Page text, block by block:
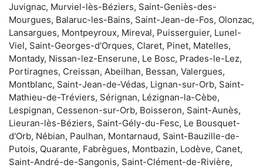
Juvignac, Murviel-lès-Béziers, Saint-Geniès-des-
Mourgues, Balaruc-les-Bains, Saint-Jean-de-Fos, Olonzac,
Lansargues, Montpeyroux, Mireval, Puisserguier, Lunel-
Viel, Saint-Georges-d'Orques, Claret, Pinet, Matelles,
Montady, Nissan-lez-Enserune, Le Bosc, Prades-le-Lez,
Portiragnes, Creissan, Abeilhan, Bessan, Valergues,
Montblanc, Saint-Jean-de-Védas, Lignan-sur-Orb, Saint-
Mathieu-de-Tréviers, Sérignan, Lézignan-la-Cèbe,
Lespignan, Cessenon-sur-Orb, Boisseron, Saint-Aunès,
Lieuran-lès-Béziers, Saint-Gély-du-Fesc, Le Bousquet-
d'Orb, Nébian, Paulhan, Montarnaud, Saint-Bauzille-de-
Putois, Quarante, Fabrègues, Montbazin, Lodève, Canet,
Saint-André-de-Sangonis, Saint-Clément-de-Rivière,